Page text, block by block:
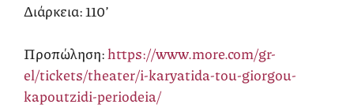
Διάρκεια: 110’
Προπώληση:https://www.more.com/gr-
el/tickets/theater/i-karyatida-tou-giorgou-
kapoutzidi-periodeia/